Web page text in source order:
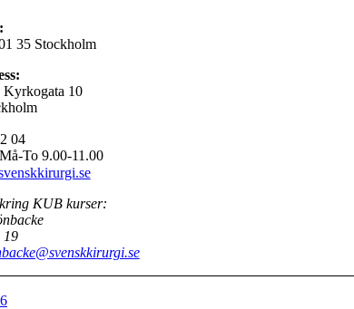
35 Stockholm
Kyrkogata 10
04
To 9.00-11.00
KUB kurser:
19